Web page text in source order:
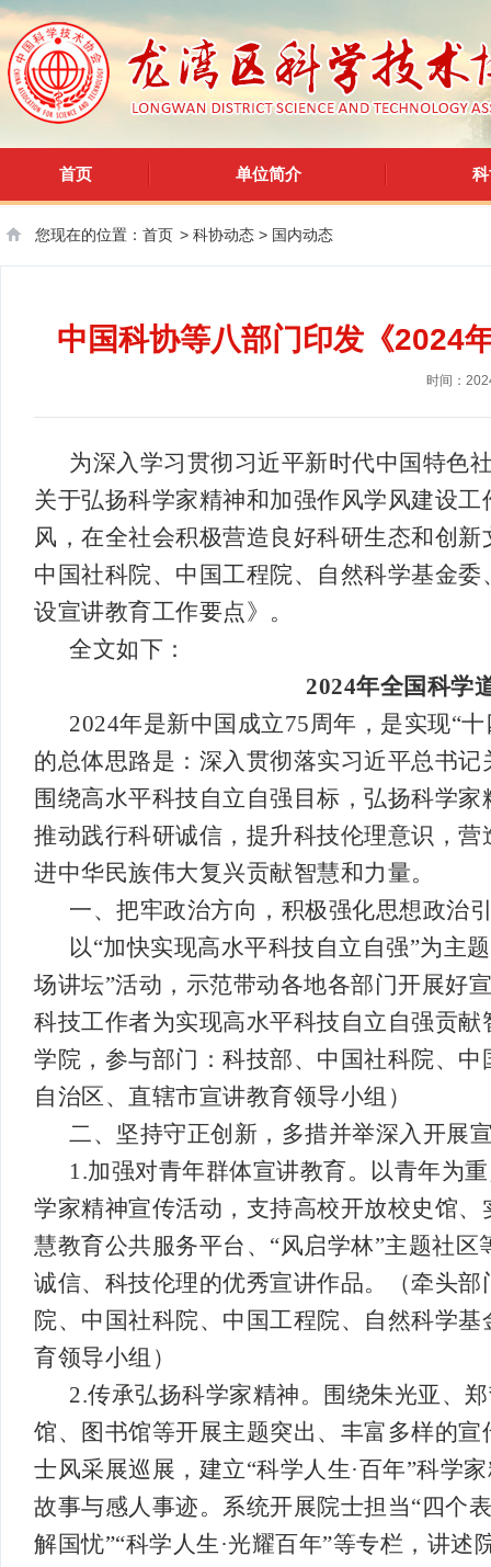
首页 单位简介
您现在的位置： 首页 > 科协动态 > 国内动态
中国科协等八部门印发《2024
时间：
为深入学习贯彻习近平新时代中国特色
关于弘扬科学家精神和加强作风学风建设
风，在全社会积极营造良好科研生态和创
中国社科院、中国工程院、自然科学基金
设宣讲教育工作要点》。
全文如下：
2024年全国科学
2024年是新中国成立75周年，是实现“
的总体思路是：深入贯彻落实习近平总书
围绕高水平科技自立自强目标，弘扬科学
推动践行科研诚信，提升科技伦理意识，
进中华民族伟大复兴贡献智慧和力量。
一、把牢政治方向，积极强化思想政治
以“加快实现高水平科技自立自强”为主
场讲坛”活动，示范带动各地各部门开展好
科技工作者为实现高水平科技自立自强贡
学院，参与部门：科技部、中国社科院、
自治区、直辖市宣讲教育领导小组）
二、坚持守正创新，多措并举深入开展
1.加强对青年群体宣讲教育。以青年为
学家精神宣传活动，支持高校开放校史馆
慧教育公共服务平台、“风启学林”主题社
诚信、科技伦理的优秀宣讲作品。（牵头
院、中国社科院、中国工程院、自然科学
育领导小组）
2.传承弘扬科学家精神。围绕朱光亚、
馆、图书馆等开展主题突出、丰富多样的
士风采展巡展，建立“科学人生·百年”科学
故事与感人事迹。系统开展院士担当“四个
解国忧”“科学人生·光耀百年”等专栏，讲